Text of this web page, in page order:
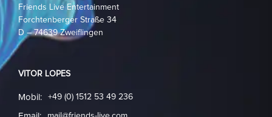
Friends Live Entertainment
Forchtenberger Straße 34
D – 74639 Zweiflingen
VITOR LOPES
Mobil: +49 (0) 1512 53 49 236